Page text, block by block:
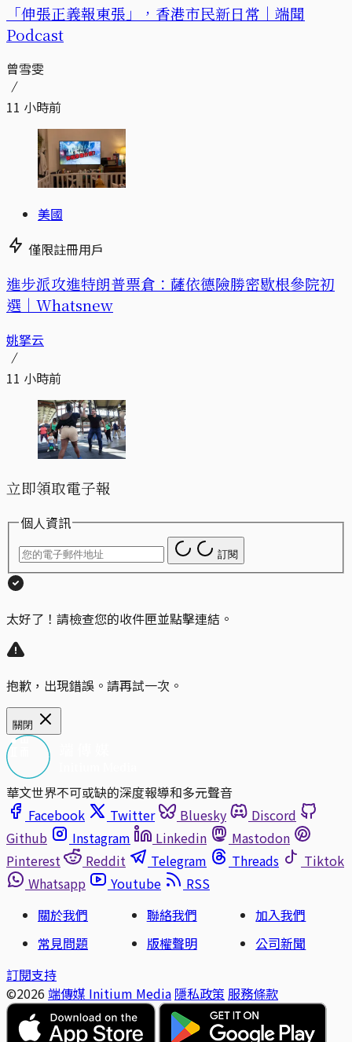
「伸張正義報東張」，香港市民新日常｜端聞
Podcast
曾雪雯
11 小時前
美國
僅限註冊用戶
進步派攻進特朗普票倉：薩依德險勝密歇根參院初
選｜Whatsnew
姚拏云
11 小時前
立即領取電子報
個人資訊
訂閱
太好了！請檢查您的收件匣並點擊連結。
抱歉，出現錯誤。請再試一次。
關閉
華文世界不可或缺的深度報導和多元聲音
Facebook
Twitter Bluesky
Discord
Github
Instagram Linkedin
Mastodon
Pinterest
Reddit Telegram Threads
Tiktok
Whatsapp
Youtube
RSS
關於我們
聯絡我們
加入我們
常見問題
版權聲明
公司新聞
訂閱支持
©2026 端傳媒 Initium Media 隱私政策 服務條款